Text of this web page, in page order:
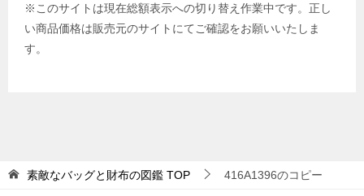
※このサイトは現在総額表示への切り替え作業中です。正し
い商品価格は販売元のサイトにてご確認をお願いいたしま
す。
素敵なバッグと財布の図鑑 TOP 416A1396のコピー